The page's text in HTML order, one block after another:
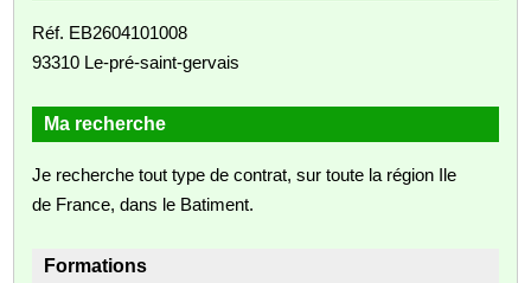
Réf. EB2604101008
93310 Le-pré-saint-gervais
Ma recherche
Je recherche tout type de contrat, sur toute la région Ile
de France, dans le Batiment.
Formations